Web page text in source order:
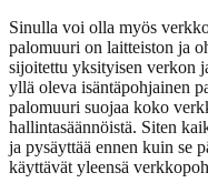
Sinulla voi olla myös
palomuuri on laitteiston ja
sijoitettu yksityisen verkon
yllä oleva isäntäpohjainen
palomuuri suojaa koko
hallintasäännöistä. Siten
ja pysäyttää ennen kuin se
käyttävät yleensä